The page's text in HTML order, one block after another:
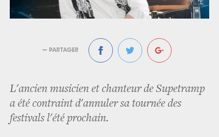
— PARTAGER
L'ancien musicien et chanteur de Supetramp
a été contraint d'annuler sa tournée des
festivals l'été prochain.